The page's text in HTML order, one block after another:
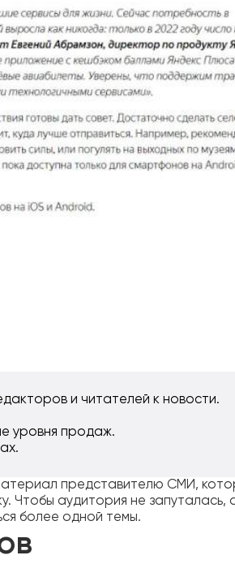
и читателей к новости.
уровня продаж.
представителю СМИ,
Чтобы аудитория не запуталась,
более одной темы.